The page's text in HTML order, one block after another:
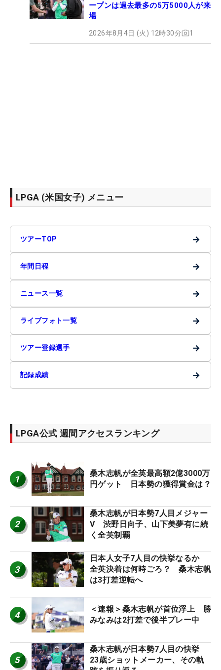
ープンは過去最多の5万5000人が来
場
2026年8月4日 (火) 12時30分 1
LPGA (米国女子) メニュー
ツアーTOP →
年間日程 →
ニュース一覧 →
ライブフォト一覧 →
ツアー登録選手 →
記録成績 →
LPGA公式 週間アクセスランキング
1
桑木志帆が全英最高額2億3000万
円ゲット 日本勢の獲得賞金は？
2
桑木志帆が日本勢7人目メジャー
V 渋野日向子、山下美夢有に続
く全英制覇
3
日本人女子7人目の快挙なるか
全英決着は何時ごろ？ 桑木志帆
は3打差逆転へ
4
＜速報＞桑木志帆が首位浮上 勝
みなみは2打差で後半プレー中
5
桑木志帆が日本勢7人目の快挙
23歳ショットメーカー、その軌